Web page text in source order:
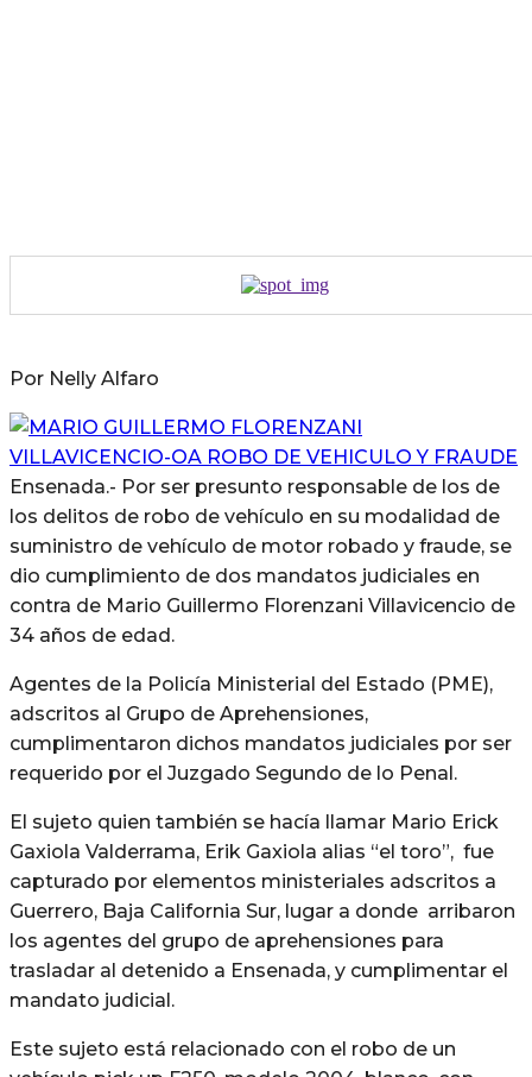
Por Nelly Alfaro
Ensenada.- Por ser presunto responsable de los de
los delitos de robo de vehículo en su modalidad de
suministro de vehículo de motor robado y fraude, se
dio cumplimiento de dos mandatos judiciales en
contra de Mario Guillermo Florenzani Villavicencio de
34 años de edad.
Agentes de la Policía Ministerial del Estado (PME),
adscritos al Grupo de Aprehensiones,
cumplimentaron dichos mandatos judiciales por ser
requerido por el Juzgado Segundo de lo Penal.
El sujeto quien también se hacía llamar Mario Erick
Gaxiola Valderrama, Erik Gaxiola alias “el toro”, fue
capturado por elementos ministeriales adscritos a
Guerrero, Baja California Sur, lugar a donde arribaron
los agentes del grupo de aprehensiones para
trasladar al detenido a Ensenada, y cumplimentar el
mandato judicial.
Este sujeto está relacionado con el robo de un